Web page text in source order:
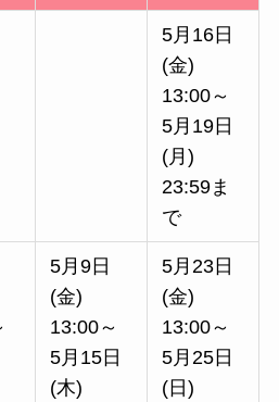
5月16日
(金)
13:00～
5月19日
(月)
23:59ま
で
5月9日
(金)
13:00～
5月15日
(木)
5月23日
(金)
13:00～
5月25日
(日)